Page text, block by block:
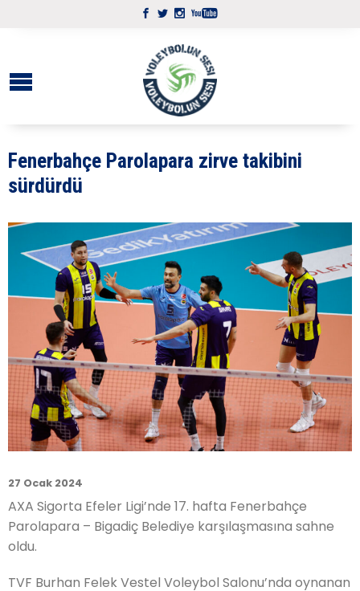
Fenerbahçe Parolapara zirve takibini
sürdürdü
27 Ocak 2024
AXA Sigorta Efeler Ligi’nde 17. hafta Fenerbahçe
Parolapara – Bigadiç Belediye karşılaşmasına sahne
oldu.
TVF Burhan Felek Vestel Voleybol Salonu’nda oynanan